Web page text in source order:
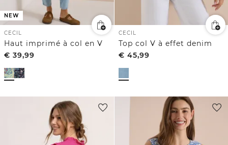
NEW
CECIL
Haut imprimé à col en V
€ 39,99
CECIL
Top col V à effet denim
€ 45,99